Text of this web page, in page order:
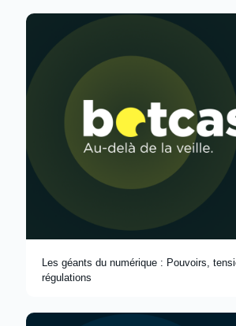
Les géants du numérique : Pouvoirs,
régulations